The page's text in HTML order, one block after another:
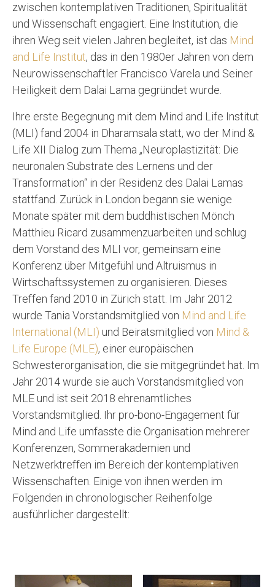
zwischen kontemplativen Traditionen, Spiritualität
und Wissenschaft engagiert. Eine Institution, die
ihren Weg seit vielen Jahren begleitet, ist das Mind
and Life Institut, das in den 1980er Jahren von dem
Neurowissenschaftler Francisco Varela und Seiner
Heiligkeit dem Dalai Lama gegründet wurde.
Ihre erste Begegnung mit dem Mind and Life Institut
(MLI) fand 2004 in Dharamsala statt, wo der Mind &
Life XII Dialog zum Thema „Neuroplastizität: Die
neuronalen Substrate des Lernens und der
Transformation“ in der Residenz des Dalai Lamas
stattfand. Zurück in London begann sie wenige
Monate später mit dem buddhistischen Mönch
Matthieu Ricard zusammenzuarbeiten und schlug
dem Vorstand des MLI vor, gemeinsam eine
Konferenz über Mitgefühl und Altruismus in
Wirtschaftssystemen zu organisieren. Dieses
Treffen fand 2010 in Zürich statt. Im Jahr 2012
wurde Tania Vorstandsmitglied von Mind and Life
International (MLI) und Beiratsmitglied von Mind &
Life Europe (MLE), einer europäischen
Schwesterorganisation, die sie mitgegründet hat. Im
Jahr 2014 wurde sie auch Vorstandsmitglied von
MLE und ist seit 2018 ehrenamtliches
Vorstandsmitglied. Ihr pro-bono-Engagement für
Mind and Life umfasste die Organisation mehrerer
Konferenzen, Sommerakademien und
Netzwerktreffen im Bereich der kontemplativen
Wissenschaften. Einige von ihnen werden im
Folgenden in chronologischer Reihenfolge
ausführlicher dargestellt: